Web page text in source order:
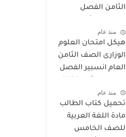
الثامن الفصل
- 2026
منذ عام
هيكل امتحان العلوم
الوزارى الصف الثامن
العام انسبير الفصل
2026منذ عام
تحميل كتاب الطالب
مادة اللغة العربية
للصف الخامس